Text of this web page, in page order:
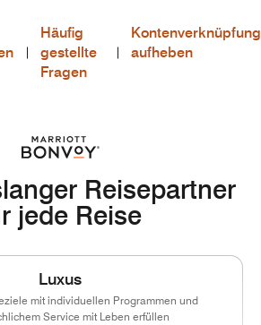
Häufig
gestellte
Fragen
Kontenverknüpfung
aufheben
Reisepartner
jede Reise
Luxus
mit individuellen Programmen und
Service mit Leben erfüllen